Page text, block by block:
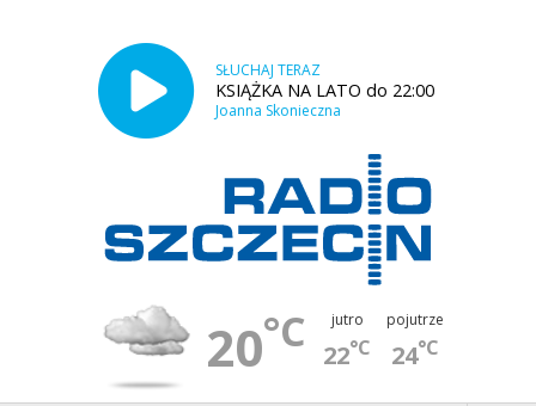
SŁUCHAJ TERAZ
KSIĄŻKA NA LATO do 22:00
Joanna Skonieczna
20°C jutro
22°C
pojutrze
24°C